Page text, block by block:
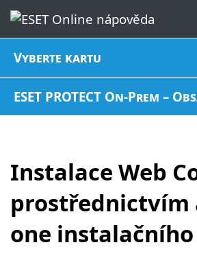
Vyberte kartu
ESET PROTECT On-Prem –
Instalace Web
prostřednictvím
one